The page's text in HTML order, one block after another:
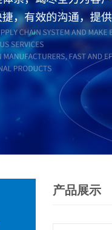
产品展示